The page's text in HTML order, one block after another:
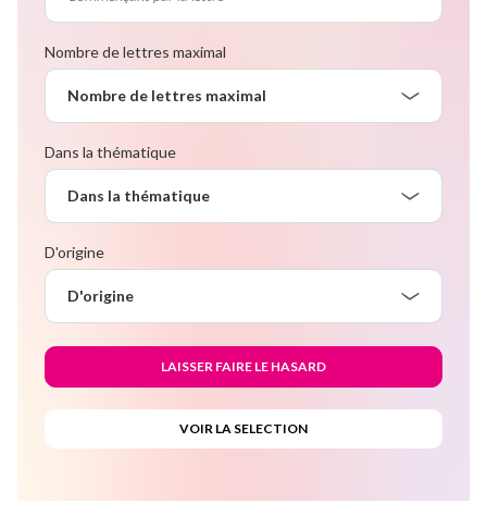
Nombre de lettres maximal
Nombre de lettres maximal
Dans la thématique
Dans la thématique
D'origine
D'origine